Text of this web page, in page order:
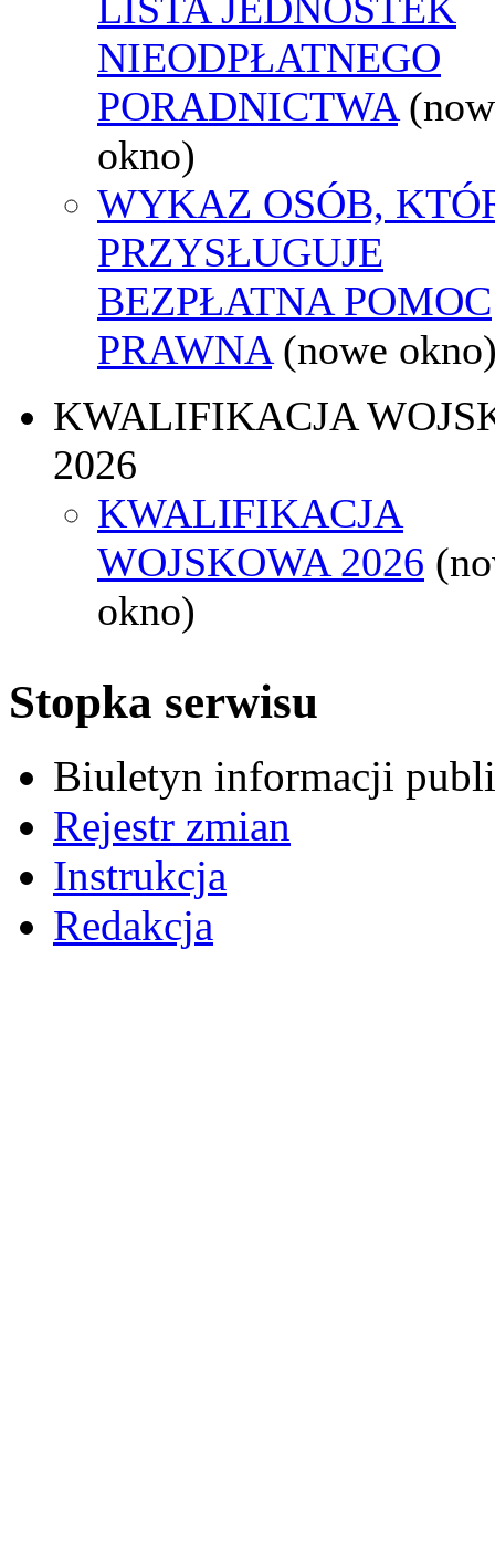
NIEODPŁATNEGO
PORADNICTWA
okno)
WYKAZ OSÓB,
PRZYSŁUGUJE
BEZPŁATNA POMOC
PRAWNA (nowe
KWALIFIKACJA
2026
KWALIFIKACJA
WOJSKOWA 2026
okno)
Stopka serwisu
Biuletyn informacji
Rejestr zmian
Instrukcja
Redakcja